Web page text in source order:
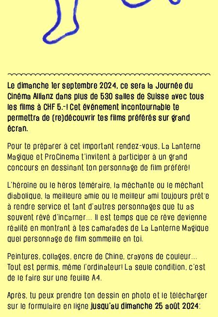
Le dimanche 1er septembre 2024, ce sera la Journée du
Cinéma Allianz dans plus de 530 salles de Suisse avec tous
les films à CHF 5.-! Cet événement incontournable te
permettra de (re)découvrir tes films préférés sur grand
écran.
Pour te préparer à cet important rendez-vous, La Lanterne
Magique et ProCinema t’invitent à participer à un grand
concours en dessinant ton personnage de film préféré!
L’héroïne ou le héros téméraire, la méchante ou le méchant
diabolique, la meilleure amie ou le meilleur ami toujours prêt·e
à rendre service et tant d’autres personnages que tu as
souvent rêvé d’incarner… Il est temps que ce rêve devienne
réalité en montrant à tes camarades de La Lanterne Magique
quel personnage de film sommeille en toi.
Peintures, collages, encre de Chine, crayons de couleur…
Tout est permis, même l’ordinateur! La seule condition, c’est
de le faire sur une feuille A4.
Après, tu peux prendre ton dessin en photo et le télécharger
sur le formulaire en ligne jusqu’au dimanche 25 août 2024: